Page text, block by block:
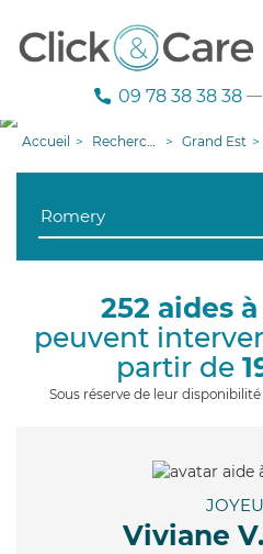
09 78 38 38 38 —
Accueil Recherche aide à domicile Grand Est
252 aides
peuvent
partir de
Sous réserve de leur
Viviane